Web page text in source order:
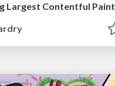
Largest Contentful Paint